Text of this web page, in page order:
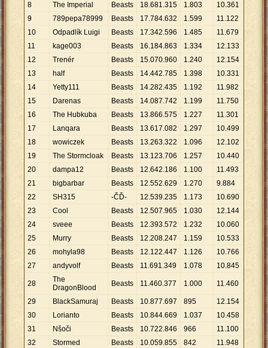
8
The Imperial Beasts 18.681.315 1.803 10.361
9
789pepa78999 Beasts 17.784.632 1.599 11.122
10
Odpadlík Luigi Beasts 17.342.596 1.485 11.679
11
kage003 Beasts 16.184.863 1.334 12.133
12
Trenér Beasts 15.070.960 1.240 12.154
13
half Beasts 14.442.785 1.398 10.331
14
Yetty111 Beasts 14.282.435 1.192 11.982
15
Darenas Beasts 14.087.742 1.199 11.750
16
The Hubkuba Beasts 13.866.575 1.227 11.301
17
Lanqara Beasts 13.617.082 1.297 10.499
18
wowiczek Beasts 13.263.322 1.096 12.102
19
The Stormcloak Beasts 13.123.706 1.257 10.440
20
dampa12 Beasts 12.642.186 1.100 11.493
21
bigbarbar Beasts 12.552.629 1.270 9.884
22
SH315 -ČĎ- 12.539.235 1.173 10.690
23
Cool Beasts 12.507.965 1.030 12.144
24
sveee Beasts 12.393.572 1.232 10.060
25
Murry Beasts 12.208.247 1.159 10.533
26
mohyla98 Beasts 12.122.447 1.126 10.766
27
andyvolf Beasts 11.691.349 1.078 10.845
28
The
DragonBlood
Beasts 11.460.377 1.000 11.460
29 BlackSamuraj Beasts 10.877.697 895 12.154
30
Lorianto Beasts 10.844.669 1.037 10.458
31
Nšoči Beasts 10.722.846 966 11.100
32
Stormed Beasts 10.059.855 842 11.948